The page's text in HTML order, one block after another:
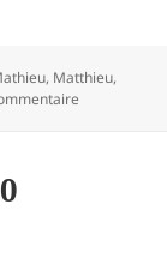
, Matthieu,